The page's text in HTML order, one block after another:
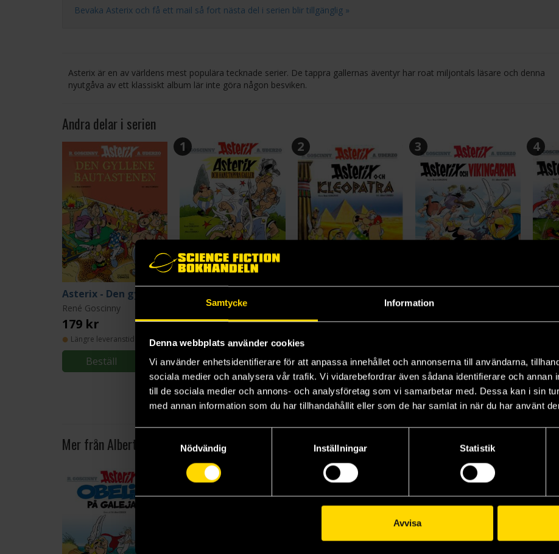
Samtycke Information
Denna webbplats använder cookies
Vi använder enhetsidentifierare för att anpassa innehållet och annonserna till användarna,
sociala medier och analysera vår trafik. Vi vidarebefordrar även sådana identifierare och annan
till de sociala medier och annons- och analysföretag som vi samarbetar med. Dessa kan i sin
med annan information som du har tillhandahållit eller som de har samlat in när du har använt
Nödvändig
Inställningar Statistik
Avvisa
Bevaka Asterix och få ett mail så fort nästa del i serien blir tillgänglig »
Asterix är en av världens mest populära tecknade serier. De tappra gallernas äventyr har roat miljontals läsare och denna
nyutgåva av ett klassiskt album lär inte göra någon besviken.
Andra delar i serien
René Goscinny
179 kr
Längre leveranstid
Beställ
1
René Goscinny
119 kr
Längre leveranstid
Beställ
2
119 kr
Beställ
3
René Goscinny
119 kr
Beställ
4
119
Visa alla delar och format
Mer från Albert Uderzo